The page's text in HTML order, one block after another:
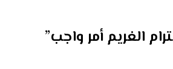
الغريم أمر واجب”